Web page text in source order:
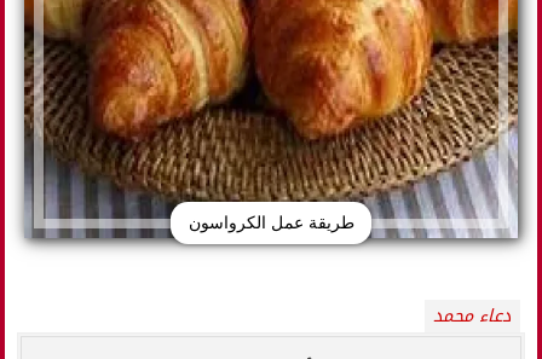
طريقة عمل الكرواسون
دعاء محمد